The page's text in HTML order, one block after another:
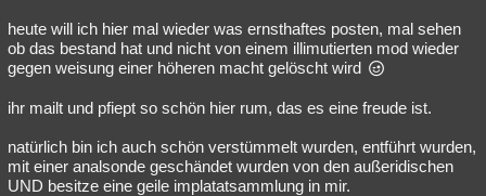
Astronomie Helpdesk Gruppen Gaming Filme
Musik Clash Verbesserungen Allmystery English
Besucht Teilgenommen Alle Neue Geschlossen
heute will ich hier mal wieder was ernsthaftes posten, mal sehen
ob das bestand hat und nicht von einem illimutierten mod wieder
gegen weisung einer höheren macht gelöscht wird
ihr mailt und pfiept so schön hier rum, das es eine freude ist.
natürlich bin ich auch schön verstümmelt wurden, entführt wurden,
mit einer analsonde geschändet wurden von den außeridischen
UND besitze eine geile implatatsammlung in mir.